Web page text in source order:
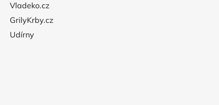
Vladeko.cz
GrilyKrby.cz
Udírny